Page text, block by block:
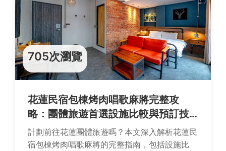
705次瀏覽
花蓮民宿包棟烤肉唱歌麻將完整攻
略：團體旅遊首選設施比較與預訂技
巧
計劃前往花蓮團體旅遊嗎？本文深入解析花蓮民
宿包棟烤肉唱歌麻將的完整指南，包括設施比